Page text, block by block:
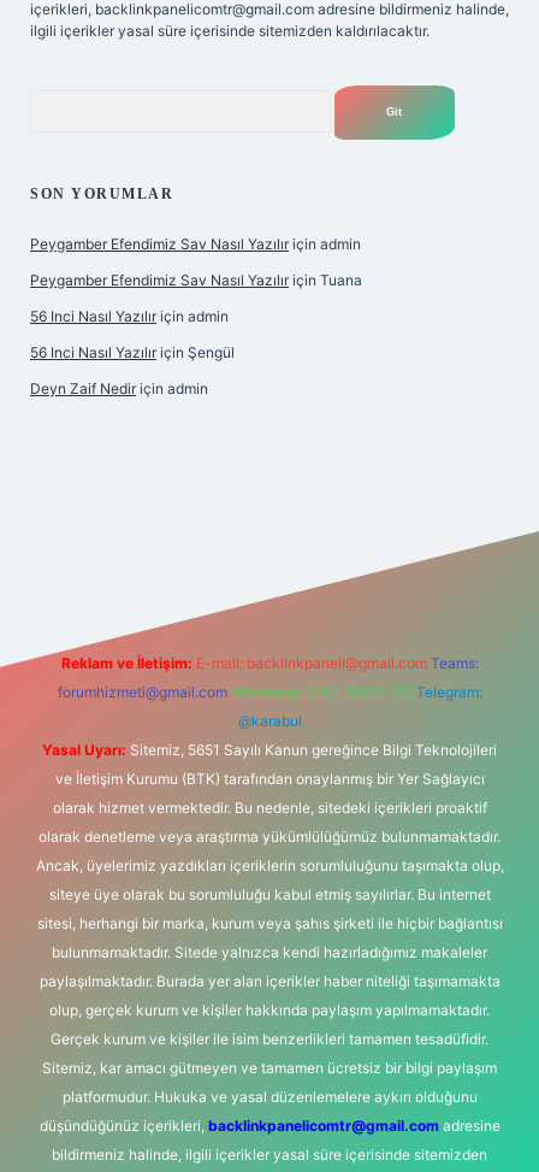
içerikleri, backlinkpanelicomtr@gmail.com adresine bildirmeniz halinde,
ilgili içerikler yasal süre içerisinde sitemizden kaldırılacaktır.
SON YORUMLAR
Peygamber Efendimiz Sav Nasıl Yazılır için admin
Peygamber Efendimiz Sav Nasıl Yazılır için Tuana
56 Inci Nasıl Yazılır için admin
56 Inci Nasıl Yazılır için Şengül
Deyn Zaif Nedir için admin
Reklam ve İletişim: E-mail: backlinkpaneli@gmail.com Teams:
forumhizmeti@gmail.com Whatsapp: 0262 606 0 726 Telegram:
@karabul
Yasal Uyarı: Sitemiz, 5651 Sayılı Kanun gereğince Bilgi Teknolojileri
ve İletişim Kurumu (BTK) tarafından onaylanmış bir Yer Sağlayıcı
olarak hizmet vermektedir. Bu nedenle, sitedeki içerikleri proaktif
olarak denetleme veya araştırma yükümlülüğümüz bulunmamaktadır.
Ancak, üyelerimiz yazdıkları içeriklerin sorumluluğunu taşımakta olup,
siteye üye olarak bu sorumluluğu kabul etmiş sayılırlar. Bu internet
sitesi, herhangi bir marka, kurum veya şahıs şirketi ile hiçbir bağlantısı
bulunmamaktadır. Sitede yalnızca kendi hazırladığımız makaleler
paylaşılmaktadır. Burada yer alan içerikler haber niteliği taşımamakta
olup, gerçek kurum ve kişiler hakkında paylaşım yapılmamaktadır.
Gerçek kurum ve kişiler ile isim benzerlikleri tamamen tesadüfidir.
Sitemiz, kar amacı gütmeyen ve tamamen ücretsiz bir bilgi paylaşım
platformudur. Hukuka ve yasal düzenlemelere aykırı olduğunu
düşündüğünüz içerikleri, backlinkpanelicomtr@gmail.comadresine
bildirmeniz halinde, ilgili içerikler yasal süre içerisinde sitemizden